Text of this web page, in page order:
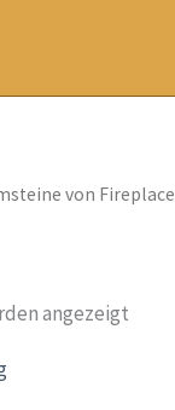
von Fireplace
angezeigt